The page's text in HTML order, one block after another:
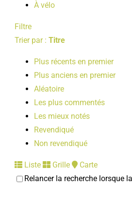
À vélo
Filtre
Trier par : Titre
Plus récents en premier
Plus anciens en premier
Aléatoire
Les plus commentés
Les mieux notés
Revendiqué
Non revendiqué
Liste Grille
Carte
Relancer la recherche lorsque